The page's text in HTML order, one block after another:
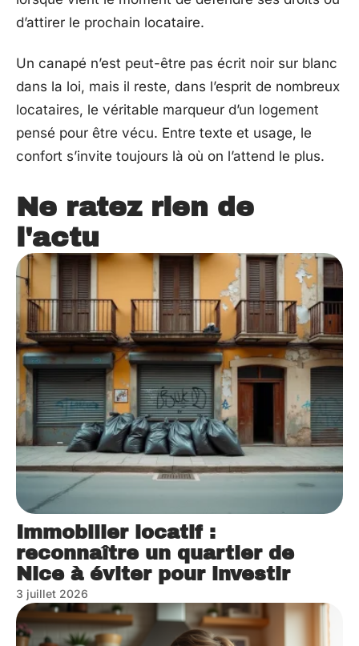
d’attirer le prochain locataire.
Un canapé n’est peut-être pas écrit noir sur blanc
dans la loi, mais il reste, dans l’esprit de nombreux
locataires, le véritable marqueur d’un logement
pensé pour être vécu. Entre texte et usage, le
confort s’invite toujours là où on l’attend le plus.
Ne ratez rien de
l'actu
Immobilier locatif :
reconnaître un quartier de
Nice à éviter pour investir
3 juillet 2026